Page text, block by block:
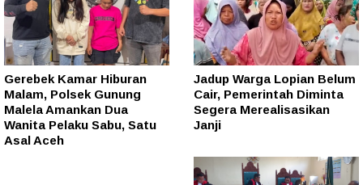
Gerebek Kamar Hiburan
Malam, Polsek Gunung
Malela Amankan Dua
Wanita Pelaku Sabu, Satu
Asal Aceh
Jadup Warga Lopian Belum
Cair, Pemerintah Diminta
Segera Merealisasikan
Janji